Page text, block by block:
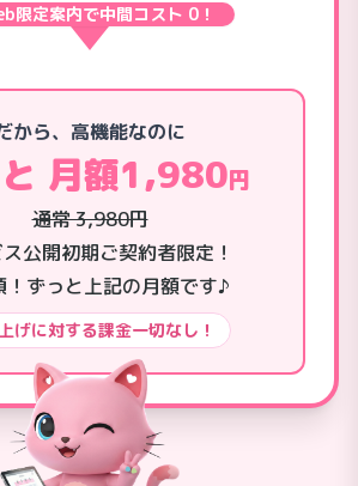
限定案内で中間コスト 0！
から、高機能なのに
月額1,980円
通常 3,980円
公開初期ご契約者限定！
！ずっと上記の月額です♪
げに対する課金一切なし！